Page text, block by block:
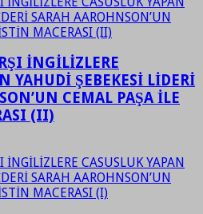
İNGİLİZLERE
YAHUDİ ŞEBEKESİ LİDERİ
CEMAL PAŞA İLE
(II)